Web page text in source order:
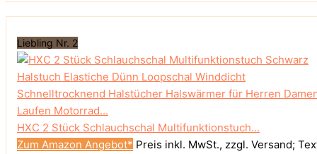
Liebling Nr. 2
HXC 2 Stück Schlauchschal Multifunktionstuch...
Zum Amazon Angebot* Preis inkl. MwSt., zzgl. Versand;